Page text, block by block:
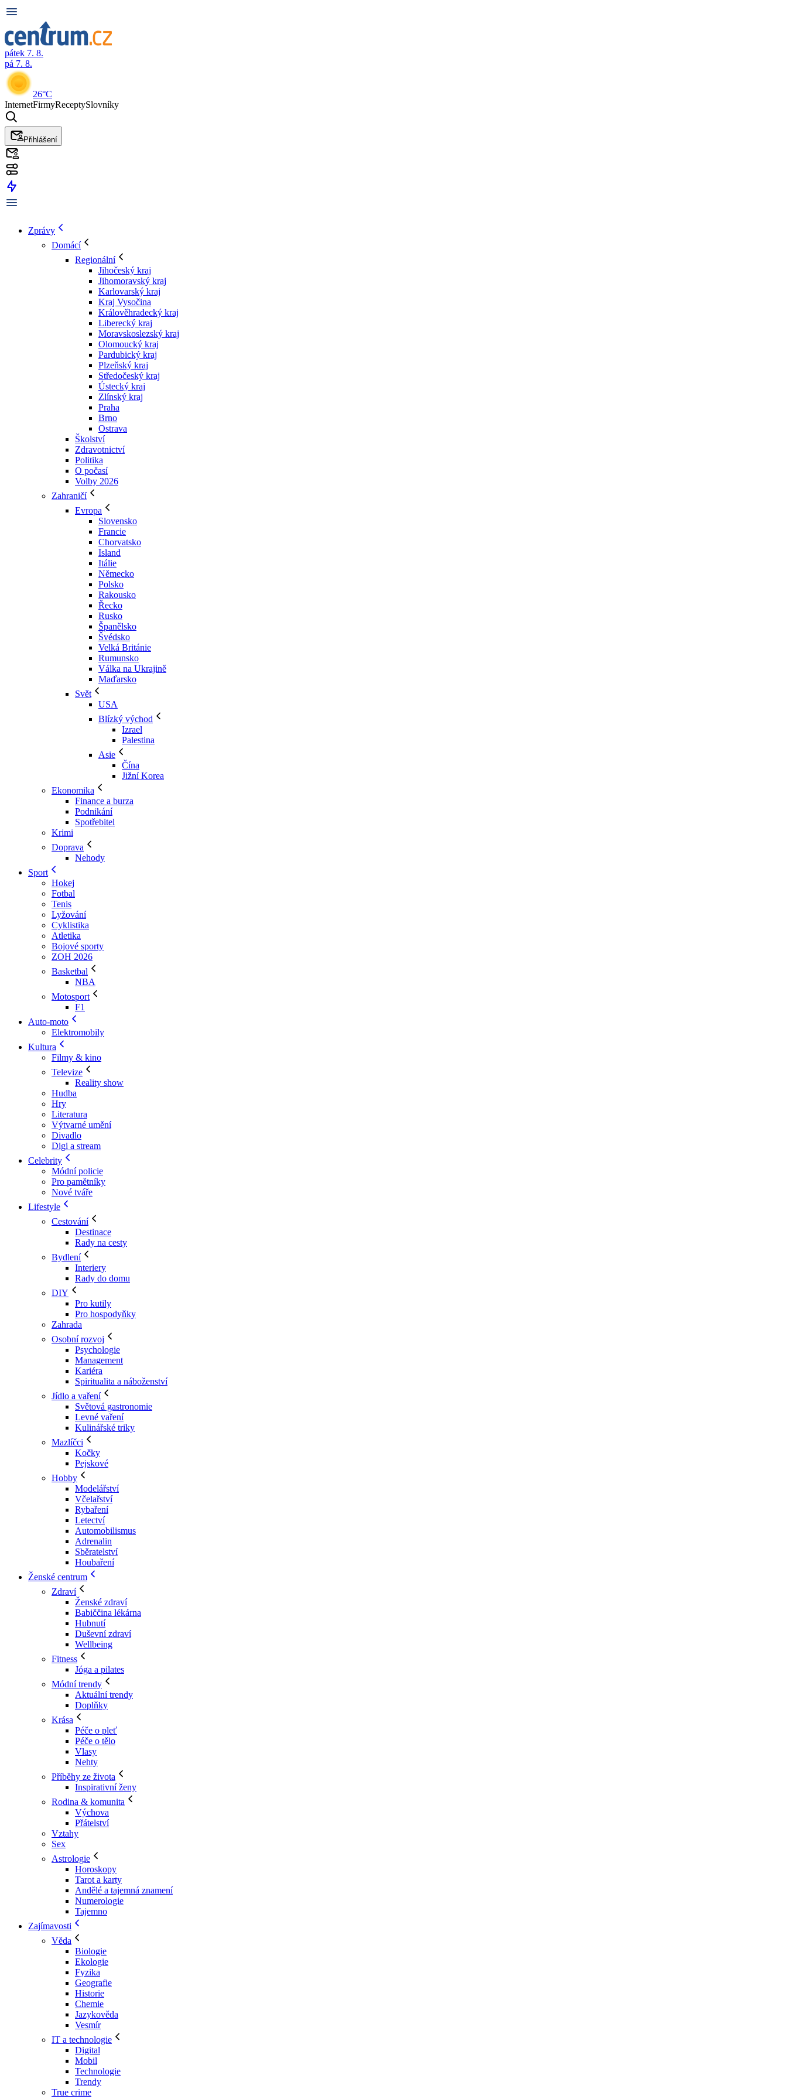
pátek 7. 8.
pá 7. 8.
26°C
InternetFirmyReceptySlovníky
Přihlášení
Zprávy
Domácí
Regionální
Jihočeský kraj
Jihomoravský kraj
Karlovarský kraj
Kraj Vysočina
Králověhradecký kraj
Liberecký kraj
Moravskoslezský kraj
Olomoucký kraj
Pardubický kraj
Plzeňský kraj
Středočeský kraj
Ústecký kraj
Zlínský kraj
Praha
Brno
Ostrava
Školství
Zdravotnictví
Politika
O počasí
Volby 2026
Zahraničí
Evropa
Slovensko
Francie
Chorvatsko
Island
Itálie
Německo
Polsko
Rakousko
Řecko
Rusko
Španělsko
Švédsko
Velká Británie
Rumunsko
Válka na Ukrajině
Maďarsko
Svět
USA
Blízký východ
Izrael
Palestina
Asie
Čína
Jižní Korea
Ekonomika
Finance a burza
Podnikání
Spotřebitel
Krimi
Doprava
Nehody
Sport
Hokej
Fotbal
Tenis
Lyžování
Cyklistika
Atletika
Bojové sporty
ZOH 2026
Basketbal
NBA
Motosport
F1
Auto-moto
Elektromobily
Kultura
Filmy & kino
Televize
Reality show
Hudba
Hry
Literatura
Výtvarné umění
Divadlo
Digi a stream
Celebrity
Módní policie
Pro pamětníky
Nové tváře
Lifestyle
Cestování
Destinace
Rady na cesty
Bydlení
Interiery
Rady do domu
DIY
Pro kutily
Pro hospodyňky
Zahrada
Osobní rozvoj
Psychologie
Management
Kariéra
Spiritualita a náboženství
Jídlo a vaření
Světová gastronomie
Levné vaření
Kulinářské triky
Mazlíčci
Kočky
Pejskové
Hobby
Modelářství
Včelařství
Rybaření
Letectví
Automobilismus
Adrenalin
Sběratelství
Houbaření
Ženské centrum
Zdraví
Ženské zdraví
Babiččina lékárna
Hubnutí
Duševní zdraví
Wellbeing
Fitness
Jóga a pilates
Módní trendy
Aktuální trendy
Doplňky
Krása
Péče o pleť
Péče o tělo
Vlasy
Nehty
Příběhy ze života
Inspirativní ženy
Rodina & komunita
Výchova
Přátelství
Vztahy
Sex
Astrologie
Horoskopy
Tarot a karty
Andělé a tajemná znamení
Numerologie
Tajemno
Zajímavosti
Věda
Biologie
Ekologie
Fyzika
Geografie
Historie
Chemie
Jazykověda
Vesmír
IT a technologie
Digital
Mobil
Technologie
Trendy
True crime